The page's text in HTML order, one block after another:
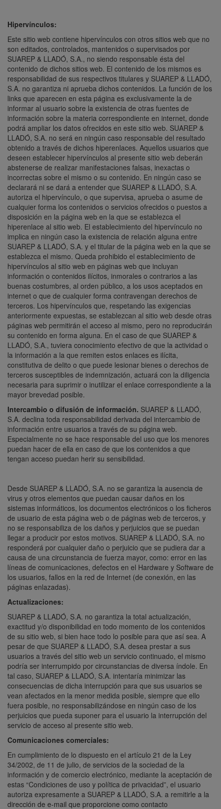
Hipervínculos:
Este sitio web contiene hipervínculos con otros sitios web que no
son editados, controlados, mantenidos o supervisados por
SUAREP & LLADÓ, S.A., no siendo responsable ésta del
contenido de dichos sitios web. El contenido de los mismos es
responsabilidad de sus respectivos titulares y SUAREP & LLADÓ,
S.A. no garantiza ni aprueba dichos contenidos. La función de los
links que aparecen en esta página es exclusivamente la de
informar al usuario sobre la existencia de otras fuentes de
información sobre la materia correspondiente en internet, donde
podrá ampliar los datos ofrecidos en este sitio web. SUAREP &
LLADÓ, S.A. no será en ningún caso responsable del resultado
obtenido a través de dichos hiperenlaces. Aquellos usuarios que
deseen establecer hipervínculos al presente sitio web deberán
abstenerse de realizar manifestaciones falsas, inexactas o
incorrectas sobre el mismo o su contenido. En ningún caso se
declarará ni se dará a entender que SUAREP & LLADÓ, S.A.
autoriza el hipervínculo, o que supervisa, aprueba o asume de
cualquier forma los contenidos o servicios ofrecidos o puestos a
disposición en la página web en la que se establezca el
hiperenlace al sitio web. El establecimiento del hipervínculo no
implica en ningún caso la existencia de relación alguna entre
SUAREP & LLADÓ, S.A. y el titular de la página web en la que se
establezca el mismo. Queda prohibido el establecimiento de
hipervínculos al sitio web en páginas web que incluyan
información o contenidos ilícitos, inmorales o contrarios a las
buenas costumbres, al orden público, a los usos aceptados en
internet o que de cualquier forma contravengan derechos de
terceros. Los hipervínculos que, respetando las exigencias
anteriormente expuestas, se establezcan al sitio web desde otras
páginas web permitirán el acceso al mismo, pero no reproducirán
su contenido en forma alguna. En el caso de que SUAREP &
LLADÓ, S.A., tuviera conocimiento efectivo de que la actividad o
la información a la que remiten estos enlaces es ilícita,
constitutiva de delito o que puede lesionar bienes o derechos de
terceros susceptibles de indemnización, actuará con la diligencia
necesaria para suprimir o inutilizar el enlace correspondiente a la
mayor brevedad posible.
Intercambio o difusión de información. SUAREP & LLADÓ,
S.A. declina toda responsabilidad derivada del intercambio de
información entre usuarios a través de su página web.
Especialmente no se hace responsable del uso que los menores
puedan hacer de ella en caso de que los contenidos a que
tengan acceso puedan herir su sensibilidad.
Desde SUAREP & LLADÓ, S.A. no se garantiza la ausencia de
virus y otros elementos que puedan causar daños en los
sistemas informáticos, los documentos electrónicos o los ficheros
de usuario de esta página web o de páginas web de terceros, y
no se responsabiliza de los daños y perjuicios que se puedan
llegar a producir por estos motivos. SUAREP & LLADÓ, S.A. no
responderá por cualquier daño o perjuicio que se pudiera dar a
causa de una circunstancia de fuerza mayor, como: error en las
líneas de comunicaciones, defectos en el Hardware y Software de
los usuarios, fallos en la red de Internet (de conexión, en las
páginas enlazadas).
Actualizaciones:
SUAREP & LLADÓ, S.A. no garantiza la total actualización,
exactitud y/o disponibilidad en todo momento de los contenidos
de su sitio web, si bien hace todo lo posible para que así sea. A
pesar de que SUAREP & LLADÓ, S.A. desea prestar a sus
usuarios a través del sitio web un servicio continuado, el mismo
podría ser interrumpido por circunstancias de diversa índole. En
tal caso, SUAREP & LLADÓ, S.A. intentaría minimizar las
consecuencias de dicha interrupción para que sus usuarios se
vean afectados en la menor medida posible, siempre que ello
fuera posible, no responsabilizándose en ningún caso de los
perjuicios que pueda suponer para el usuario la interrupción del
servicio de acceso al presente sitio web.
Comunicaciones comerciales:
En cumplimiento de lo dispuesto en el artículo 21 de la Ley
34/2002, de 11 de julio, de servicios de la sociedad de la
información y de comercio electrónico, mediante la aceptación de
estas “Condiciones de uso y política de privacidad”, el usuario
autoriza expresamente a SUAREP & LLADÓ, S.A. a remitirle a la
dirección de e-mail que proporcione como contacto